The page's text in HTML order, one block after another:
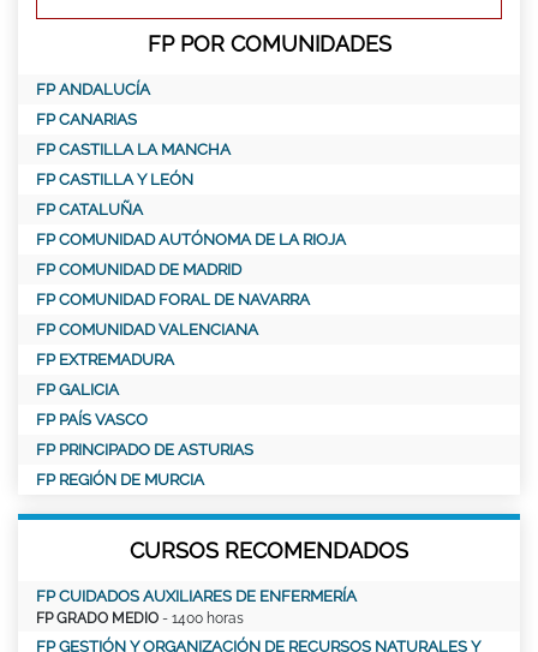
FP POR COMUNIDADES
FP ANDALUCÍA
FP CANARIAS
FP CASTILLA LA MANCHA
FP CASTILLA Y LEÓN
FP CATALUÑA
FP COMUNIDAD AUTÓNOMA DE LA RIOJA
FP COMUNIDAD DE MADRID
FP COMUNIDAD FORAL DE NAVARRA
FP COMUNIDAD VALENCIANA
FP EXTREMADURA
FP GALICIA
FP PAÍS VASCO
FP PRINCIPADO DE ASTURIAS
FP REGIÓN DE MURCIA
CURSOS RECOMENDADOS
FP CUIDADOS AUXILIARES DE ENFERMERÍA
FP GRADO MEDIO - 1400 horas
FP GESTIÓN Y ORGANIZACIÓN DE RECURSOS NATURALES Y